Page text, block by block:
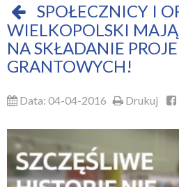
SPOŁECZNICY I
WIELKOPOLSKI MAJĄ
NA SKŁADANIE
GRANTOWYCH!
Data: 04-04-2016 Drukuj